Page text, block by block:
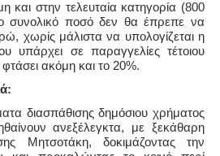
και στην τελευταία κατηγορία (800
συνολικό ποσό δεν θα έπρεπε να
χωρίς μάλιστα να υπολογίζεται η
υπάρχει σε παραγγελίες τέτοιου
ακόμη και το 20%.
διασπάθισης δημόσιου χρήματος
ανεξέλεγκτα, με ξεκάθαρη
Μητσοτάκη, δοκιμάζοντας την